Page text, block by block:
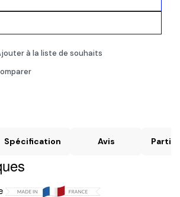
à la liste de souhaits
Spécification Avis